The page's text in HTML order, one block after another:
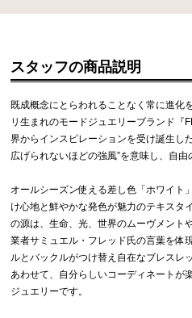
スタッフの商品説明
既成概念にとらわれることなく常に進化
リ生まれのモードジュエリーブランド『
界からインスピレーションを受け誕生し
広げられないほどの強風”を意味し、自由
オールシーズン使える差し色「ホワイト
け心地と鮮やかな発色が魅力のテキスタ
の源は、生命、光、世界のムーヴメント
業者サミュエル・フレッド氏の言葉を体
ルとバックルがつけ替え自在なブレスレ
あわせて、自分らしいコーディネートが
ジュエリーです。